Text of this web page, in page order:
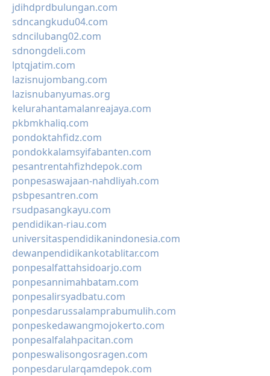
jdihdprdbulungan.com
sdncangkudu04.com
sdncilubang02.com
sdnongdeli.com
lptqjatim.com
lazisnujombang.com
lazisnubanyumas.org
kelurahantamalanreajaya.com
pkbmkhaliq.com
pondoktahfidz.com
pondokkalamsyifabanten.com
pesantrentahfizhdepok.com
ponpesaswajaan-nahdliyah.com
psbpesantren.com
rsudpasangkayu.com
pendidikan-riau.com
universitaspendidikanindonesia.com
dewanpendidikankotablitar.com
ponpesalfattahsidoarjo.com
ponpesannimahbatam.com
ponpesalirsyadbatu.com
ponpesdarussalamprabumulih.com
ponpeskedawangmojokerto.com
ponpesalfalahpacitan.com
ponpeswalisongosragen.com
ponpesdarularqamdepok.com